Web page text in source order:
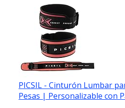
PICSIL - Cinturón Lumbar
Pesas | Personalizable con